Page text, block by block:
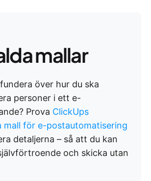
mallar
över hur du ska
personer i ett e-
Prova ClickUps
mall för e-postautomatisering
detaljerna – så att du kan
och skicka utan